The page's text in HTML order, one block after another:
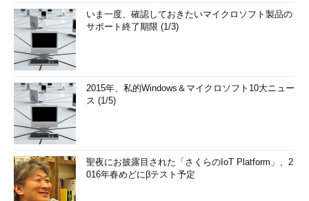
いま一度、確認しておきたいマイクロソフト製品の
サポート終了期限 (1/3)
2015年、私的Windows＆マイクロソフト10大ニュー
ス (1/5)
聖夜にお披露目された「さくらのIoT Platform」、2
016年春めどにβテスト予定